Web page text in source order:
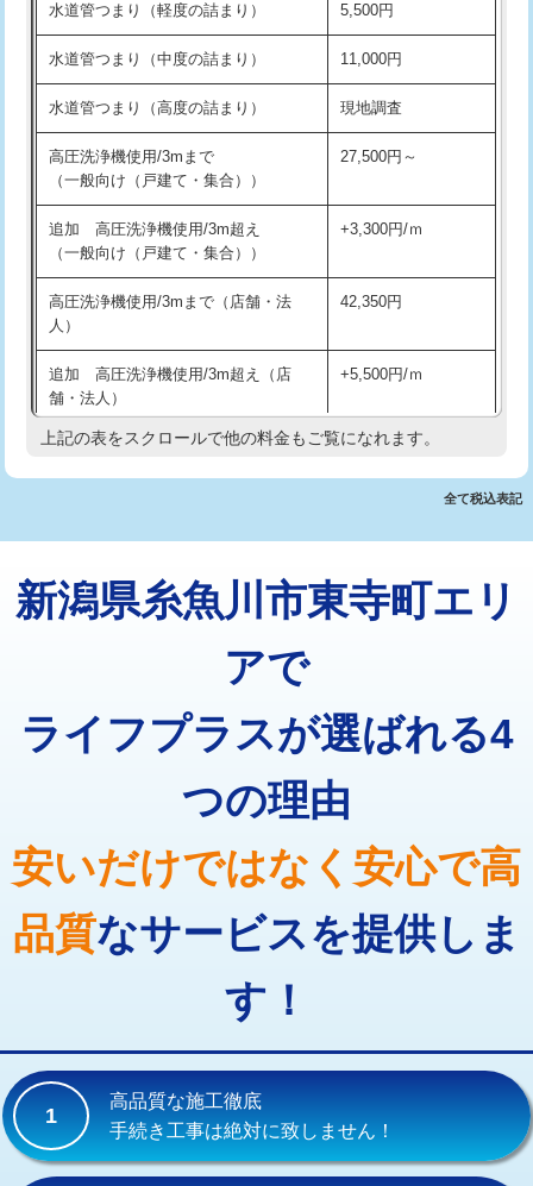
洗面台設置 38,500円
化粧台設置 22,000円
追加人工 16,500円
廃棄・処分 現場見積
※給水管工事は20mmまでの価格です。
交換・取付(排水栓・排水トラップ
22,000円+材料費
持込商品取付（混合水栓）
持込商品取付（浄水器・分岐水栓） 16,500円
業）
排水管工事（追加 排水管工事/3ｍ超
え）
マス交換（土の掘削・埋め戻し作業） 11,000円~
マス交換（深さ50㎝以上） 66,000円
コンクリート斫り（厚さ10㎝超え）
モルタル補修（厚さ10㎝まで） 27,500円
16,500円
廃棄・処分 現場見積
水道管つまり（軽度の詰まり） 5,500円
水道管つまり（中度の詰まり） 11,000円
水道管つまり（高度の詰まり） 現地調査
高圧洗浄機使用/3mまで
（一般向け（戸建て・集合））
27,500円～
追加 高圧洗浄機使用/3m超え
（一般向け（戸建て・集合））
+3,300円/ｍ
高圧洗浄機使用/3mまで（店舗・法
人）
42,350円
追加 高圧洗浄機使用/3m超え（店
舗・法人）
+5,500円/ｍ
高度高圧洗浄換 現地調査
トーラー機使用/3mまで 33,000円
追加トーラー機使用/3m超え +3,300円
止水・漏水調査・防水処理・清掃・修
11,000円
止水・漏水調査・防水処理・清掃・修
22,000円
止水・漏水調査・防水処理・清掃・修
理・調整・分解・加工など（重作業）
33,000円
その他部品の脱着 8,800円～
交換・取付(単水栓（壁付・デッキ
式）)
13,200円+材料費
交換・取付(混合水栓（壁付・デッキ
式・ワンホール）)
16,500円+材料費
上記の表をスクロールで他の料金もご覧になれます。
全て税込表記
新潟県糸魚川市東寺町エリ
アで
ライフプラスが選ばれる4
つの理由
安いだけではなく安心で高
品質なサービスを提供しま
す！
1
高品質な施工徹底
手続き工事は絶対に致しません！